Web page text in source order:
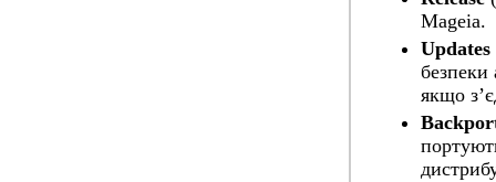
Mageia.
Updates
безпеки
якщо